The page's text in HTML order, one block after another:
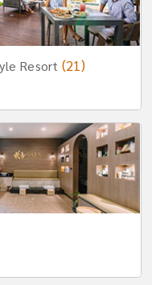
Resort (21)